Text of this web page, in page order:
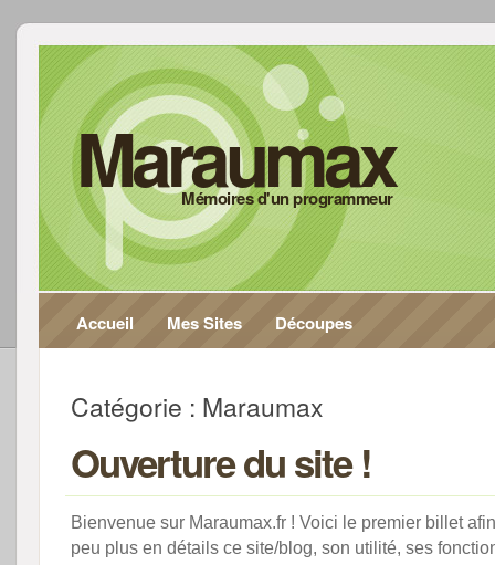
Maraumax
Mémoires d'un programmeur
Accueil Mes Sites Découpes
Catégorie : Maraumax
Ouverture du site !
Bienvenue sur Maraumax.fr ! Voici le premier billet
peu plus en détails ce site/blog, son utilité, ses